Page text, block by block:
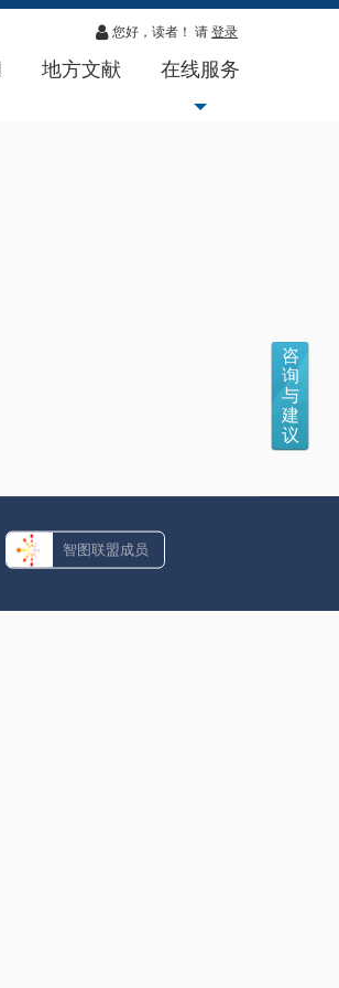
地方文献 在线服务
您好，读者！ 请 登录
咨
询
与
建
议
智图联盟成员